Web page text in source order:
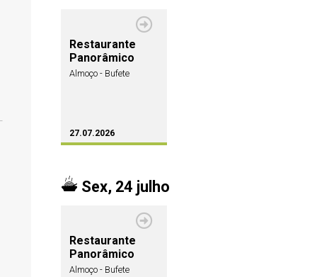
Restaurante
Panorâmico
Almoço - Bufete
27.07.2026
Sex, 24 julho
Restaurante
Panorâmico
Almoço - Bufete